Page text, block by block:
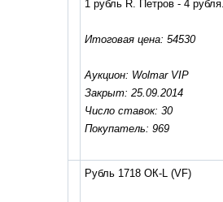
1 рубль R. Петров - 4 рубля.
Итоговая цена: 54530
Аукцион: Wolmar VIP
Закрыт: 25.09.2014
Число ставок: 30
Покупатель: 969
Рубль 1718 ОК-L(VF)